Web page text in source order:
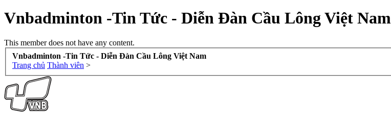
Vnbadminton -Tin Tức - Diễn Đàn Cầu Lông Việt Nam
This member does not have any content.
Vnbadminton -Tin Tức - Diễn Đàn Cầu Lông Việt Nam
Trang chủ Thành viên >